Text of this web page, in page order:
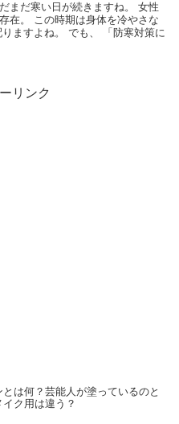
まだ寒い日が続きますね。 女性
在。 この時期は身体を冷やさな
ますよね。 でも、 「防寒対策に
リンク
とは何？芸能人が塗っているのと
イク用は違う？